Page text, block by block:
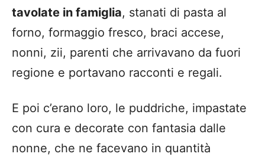
tavolate in famiglia, stanati di pasta al
forno, formaggio fresco, braci accese,
nonni, zii, parenti che arrivavano da fuori
regione e portavano racconti e regali.
E poi c’erano loro, le puddriche, impastate
con cura e decorate con fantasia dalle
nonne, che ne facevano in quantità